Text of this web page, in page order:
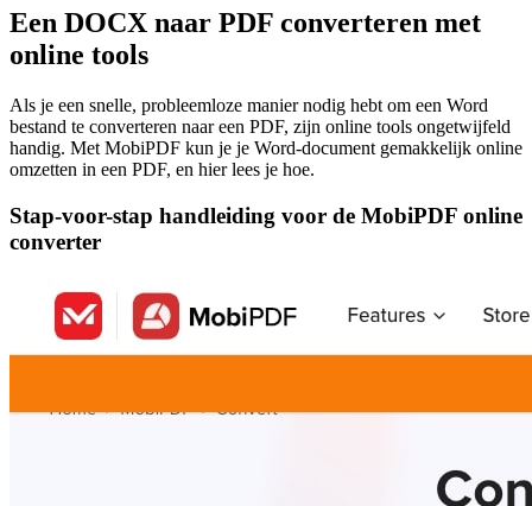
Een DOCX naar PDF converteren met
online tools
Als je een snelle, probleemloze manier nodig hebt om een Word
bestand te converteren naar een PDF, zijn online tools ongetwijfeld
handig. Met MobiPDF kun je je Word-document gemakkelijk online
omzetten in een PDF, en hier lees je hoe.
Stap-voor-stap handleiding voor de MobiPDF online
converter